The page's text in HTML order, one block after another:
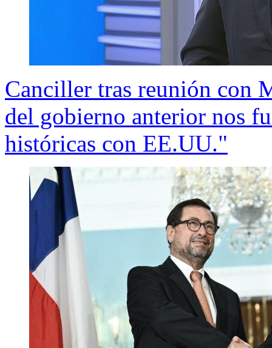
Canciller tras reunión con
del gobierno anterior nos
históricas con EE.UU."